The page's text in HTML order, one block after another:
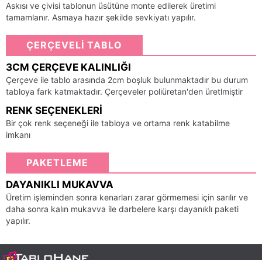
Askısı ve çivisi tablonun üsütüne monte edilerek üretimi
tamamlanır. Asmaya hazır şekilde sevkiyatı yapılır.
ÇERÇEVELİ TABLO
3CM ÇERÇEVE KALINLIĞI
Çerçeve ile tablo arasında 2cm boşluk bulunmaktadır bu durum
tabloya fark katmaktadır. Çerçeveler poliüretan'den üretlmiştir
RENK SEÇENEKLERI
Bir çok renk seçeneği ile tabloya ve ortama renk katabilme
imkanı
PAKETLEME
DAYANIKLI MUKAVVA
Üretim işleminden sonra kenarları zarar görmemesi için sarılır ve
daha sonra kalın mukavva ile darbelere karşı dayanıklı paketi
yapılır.